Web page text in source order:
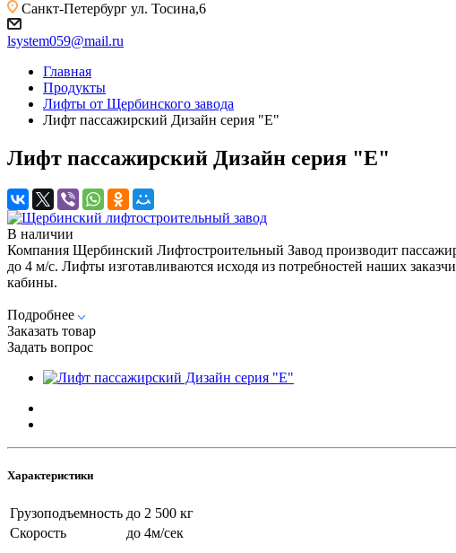
Санкт-Петербург ул. Тосина,6
lsystem059@mail.ru
Главная
Продукты
Лифты от Щербинского завода
Лифт пассажирский Дизайн серия "Е"
Лифт пассажирский Дизайн серия "Е"
В наличии
Компания Щербинский Лифтостроительный Завод производит
до 4 м/c. Лифты изготавливаются исходя из потребностей наших
кабины.
Подробнее
Заказать товар
Задать вопрос
Характеристики
Грузоподъемность до 2 500 кг
Скорость
до 4м/сек